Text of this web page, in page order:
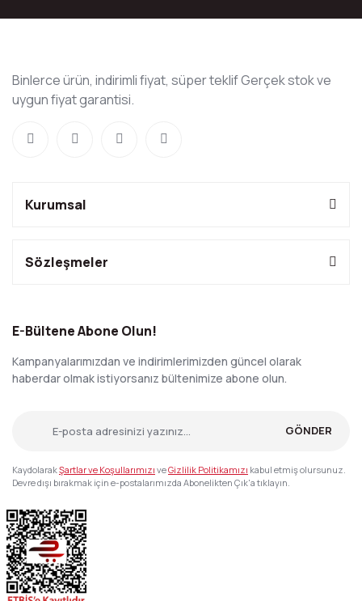
Binlerce ürün, indirimli fiyat, süper teklif Gerçek stok ve
uygun fiyat garantisi.
Kurumsal
Sözleşmeler
E-Bültene Abone Olun!
Kampanyalarımızdan ve indirimlerimizden güncel olarak
haberdar olmak istiyorsanız bültenimize abone olun.
GÖNDER
KaydolarakŞartlar ve Koşullarımızı veGizlilik Politikamızı kabul etmiş olursunuz.
Devre dışı bırakmak için e-postalarımızda Abonelikten Çık'a tıklayın.